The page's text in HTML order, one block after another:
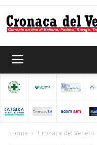
Home Cronaca del Veneto